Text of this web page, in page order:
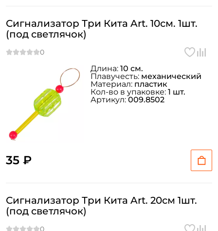
Сигнализатор Три Кита Art. 10см. 1шт.
(под светлячок)
35 ₽
Длина: 10 см.
Плавучесть: механический
Материал: пластик
Кол-во в упаковке: 1 шт.
Артикул:009.8502
Сигнализатор Три Кита Art. 20см 1шт.
(под светлячок)